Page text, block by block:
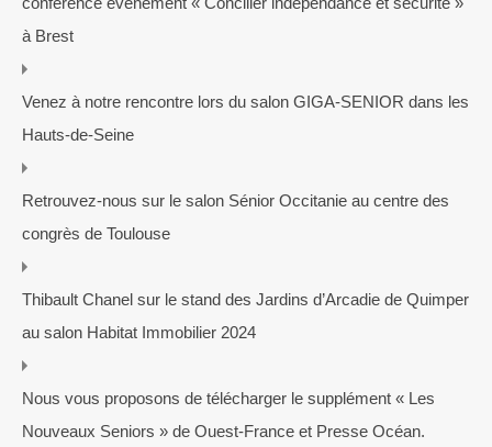
à Brest
Venez à notre rencontre lors du salon GIGA-SENIOR dans les
Hauts-de-Seine
Retrouvez-nous sur le salon Sénior Occitanie au centre des
congrès de Toulouse
Thibault Chanel sur le stand des Jardins d’Arcadie de Quimper
au salon Habitat Immobilier 2024
Nous vous proposons de télécharger le supplément « Les
Nouveaux Seniors » de Ouest-France et Presse Océan.